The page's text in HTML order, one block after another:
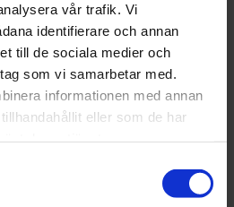
vår trafik. Vi
identifierare och annan
till de sociala medier och
som vi samarbetar med.
informationen med annan
eller som de har
ett meddelande!